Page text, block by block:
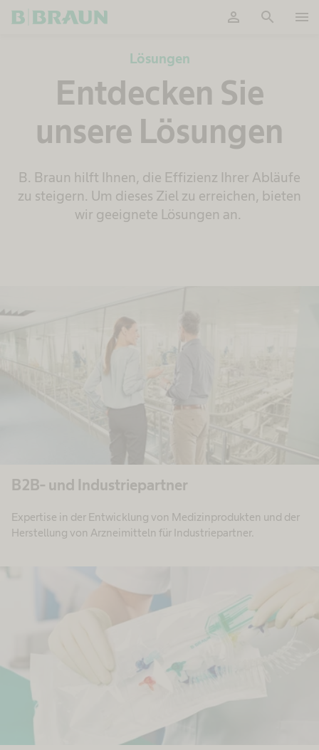
person search menu
Lösungen
Entdecken Sie
unsere Lösungen
B. Braun hilft Ihnen, die Effizienz Ihrer Abläufe
zu steigern. Um dieses Ziel zu erreichen, bieten
wir geeignete Lösungen an.
B2B- und Industriepartner
Expertise in der Entwicklung von Medizinprodukten und der
Herstellung von Arzneimitteln für Industriepartner.